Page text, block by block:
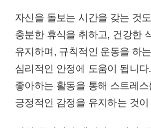
자신을 돌보는 시간을 갖는 것
충분한 휴식을 취하고, 건강한
유지하며, 규칙적인 운동을 하는
심리적인 안정에 도움이 됩니다
좋아하는 활동을 통해 스트레스
긍정적인 감정을 유지하는 것